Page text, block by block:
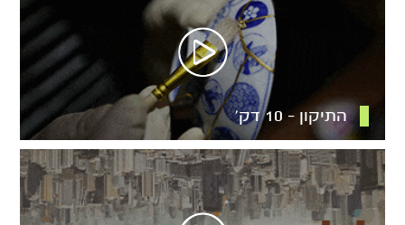
התיקון – 10 דק’